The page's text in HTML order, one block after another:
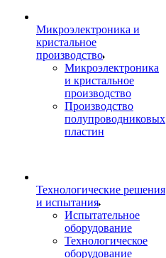
Микроэлектроника и
кристальное
производство
Микроэлектроника
и кристальное
производство
Производство
полупроводниковых
пластин
Технологические решения
и испытания
Испытательное
оборудование
Технологическое
оборудование